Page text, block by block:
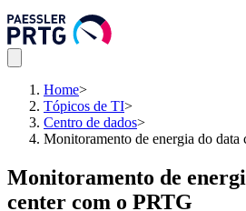
Home>
Tópicos de TI>
Centro de dados>
Monitoramento de energia do data
Monitoramento de
center com o PRTG